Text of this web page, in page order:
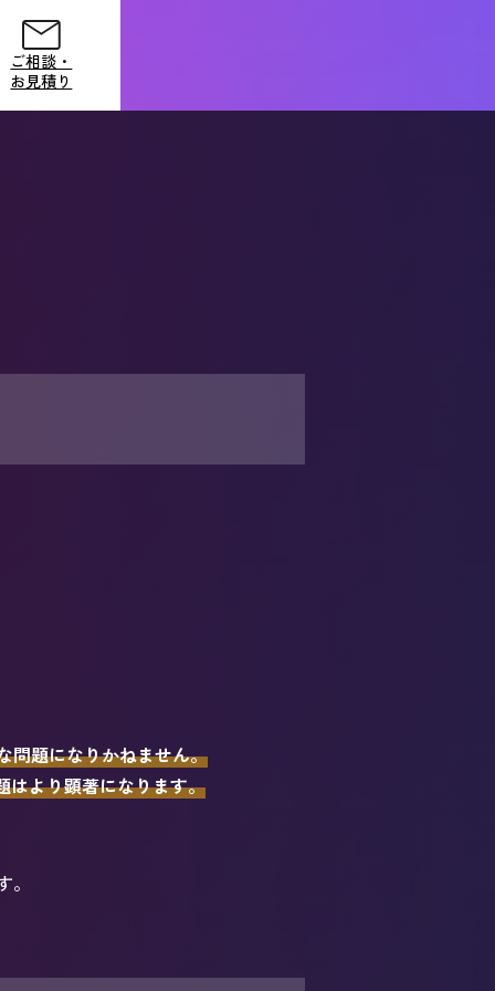
ご相談・
お見積り
問題になりかねません。
はより顕著になります。